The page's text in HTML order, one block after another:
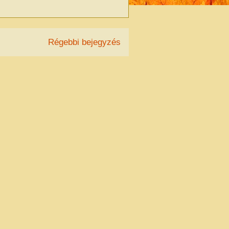
Régebbi bejegyzés